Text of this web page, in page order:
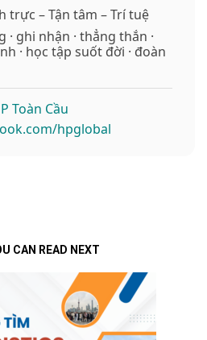
trực – Tận tâm – Trí tuệ
· ghi nhận · thẳng thắn ·
· học tập suốt đời · đoàn
Toàn Cầu
hpglobal
CAN READ NEXT